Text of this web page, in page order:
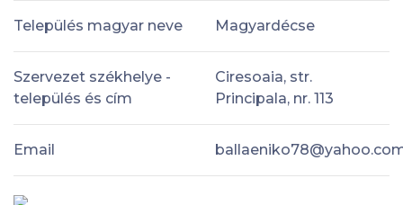
Település magyar neve Magyardécse
Szervezet székhelye -
település és cím
Ciresoaia, str.
Principala, nr. 113
Email